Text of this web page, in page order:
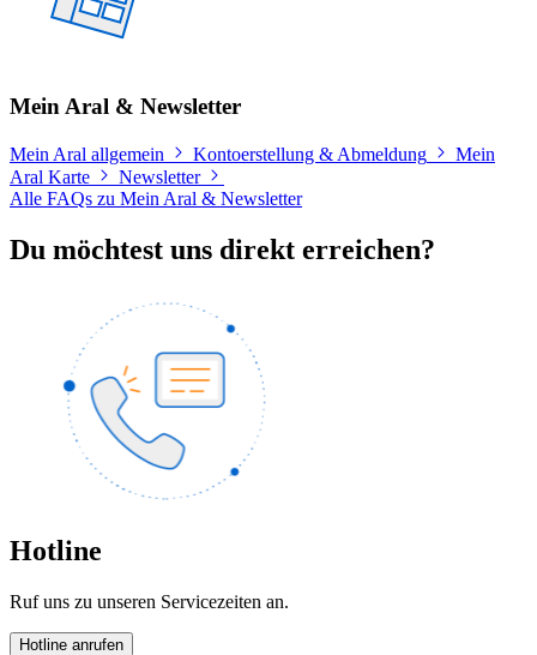
Mein Aral & Newsletter
Mein Aral allgemein Kontoerstellung & Abmeldung
Mein
Aral Karte
Newsletter
Alle FAQs zu Mein Aral & Newsletter
Du möchtest uns direkt erreichen?
Hotline
Ruf uns zu unseren Servicezeiten an.
Hotline anrufen